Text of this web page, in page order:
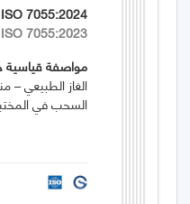
7055:2024
ISO 7055:2023
مواصفة قياسية
الغاز الطبيعي –
السحب في